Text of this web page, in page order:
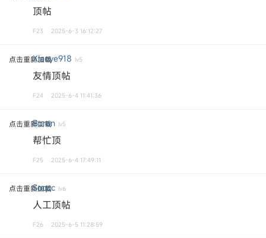
顶帖
F23 2025-6-3 16:12:27
点击重新加载Xiaoye918 lv5
友情顶帖
F24 2025-6-4 11:41:36
点击重新加载
Boran lv5
帮忙顶
F25 2025-6-4 17:49:11
点击重新加载
Soqcc lv6
人工顶帖
F26 2025-6-5 11:28:59